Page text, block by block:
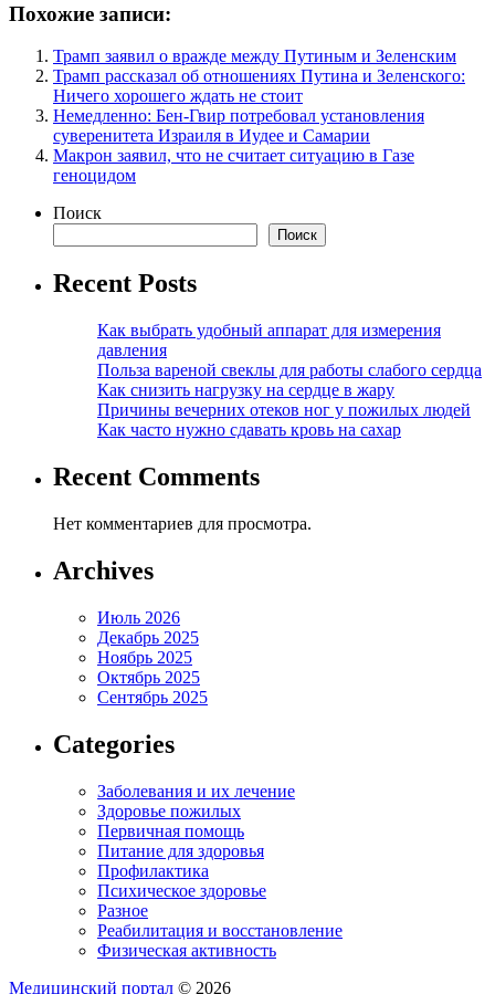
Похожие записи:
Трамп заявил о вражде между Путиным и Зеленским
Трамп рассказал об отношениях Путина и Зеленского:
Ничего хорошего ждать не стоит
Немедленно: Бен-Гвир потребовал установления
суверенитета Израиля в Иудее и Самарии
Макрон заявил, что не считает ситуацию в Газе
геноцидом
Поиск
Поиск
Recent Posts
Как выбрать удобный аппарат для измерения
давления
Польза вареной свеклы для работы слабого сердца
Как снизить нагрузку на сердце в жару
Причины вечерних отеков ног у пожилых людей
Как часто нужно сдавать кровь на сахар
Recent Comments
Нет комментариев для просмотра.
Archives
Июль 2026
Декабрь 2025
Ноябрь 2025
Октябрь 2025
Сентябрь 2025
Categories
Заболевания и их лечение
Здоровье пожилых
Первичная помощь
Питание для здоровья
Профилактика
Психическое здоровье
Разное
Реабилитация и восстановление
Физическая активность
Медицинский портал © 2026